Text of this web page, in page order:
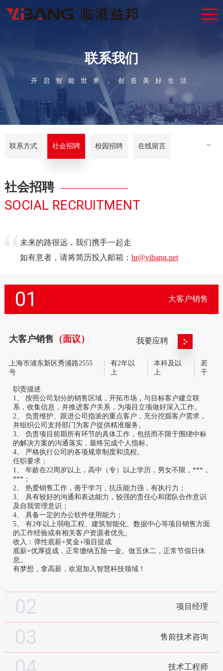
联系我们
开启智能世界，创造美好生活
联系方式 社会招聘 校园招聘 在线留言
社会招聘
SOCIAL RECRUITMENT
未来的路很远，我们携手一起走
如有意者，请将简历投入邮箱： hr@yibang.net
01 大客户销售
大客户销售 （面议） 我要应聘
上海市浦东新区秀浦路2555
号
有2年以
上
本科及以
上
若
干
职责描述
1、 按照公司划分的销售区域，开拓市场，与目标客户建立联
系，收集信息，并推进客户关系，为项目立项做好深入工作。
2、 负责维护、跟进公司指派的重点客户，充分挖掘客户需求，
并组织公司支持部门为客户提供精准服务。
3、 负责项目前期所有环节的具体工作，包括而不限于围绕中标
的解决方案的沟通落实，最终完成个人指标。
4、 严格执行公司的各项规章制度和流程。
任职要求：
1、 年龄在22周岁以上，高中（专）以上学历，男女不限，***，
***；
2、 热爱销售工作，善于学习，抗压能力强，有执行力；
3、 具有较好的沟通和表达能力，较强的责任心和团队合作意识
及自我管理意识；
4、 具备一定的办公软件使用能力；
5、 有2年以上弱电工程、建筑智能化、数据中心等项目销售方面
的工作经验或有相关客户资源者优先。
收入：弹性底薪+奖金+项目提成
底薪+优厚提成，正常缴纳五险一金。做五休二，正常节假日休
息。
有梦想，拿高薪，欢迎加入智慧科技领域！
02 项目经理
03 售前技术咨询
技术工程师